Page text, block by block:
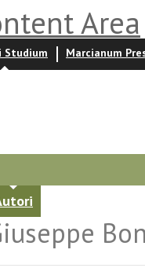
Area
Studium Marcianum